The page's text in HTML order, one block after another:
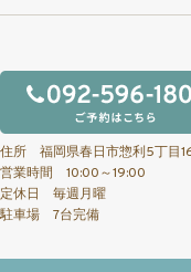
住所 福岡県春日市惣利5丁目
営業時間 10:00～19:00
定休日 毎週月曜
駐車場 7台完備